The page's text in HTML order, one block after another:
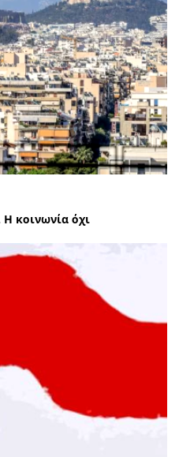
κοινωνία όχι